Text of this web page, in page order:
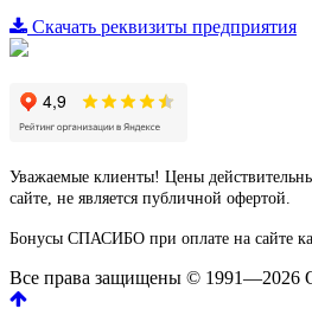
Скачать реквизиты предприятия
Уважаемые клиенты! Цены
сайте, не является публичной офертой.
Бонусы СПАСИБО при оплате на сайте
Все права защищены ©